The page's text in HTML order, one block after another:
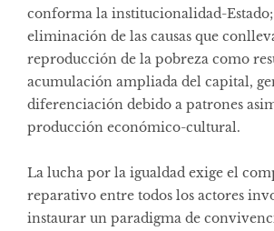
conforma la institucionalidad-Estado;
eliminación de las causas que
reproducción de la pobreza como
acumulación ampliada del capital,
diferenciación debido a patrones
producción económico-cultural.
La lucha por la igualdad exige el
reparativo entre todos los actores
instaurar un paradigma de